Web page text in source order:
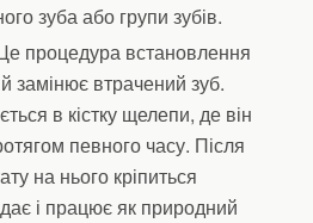
зуба або групи зубів.
процедура встановлення
замінює втрачений зуб.
в кістку щелепи, де він
певного часу. Після
на нього кріпиться
і працює як природний